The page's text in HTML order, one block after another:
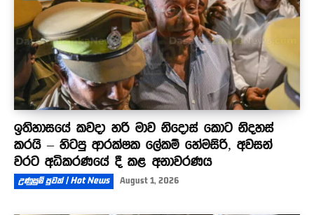
ඉතිහාසයේ කවදා හරි මාව නිදොස් කොට නිදහස්
කරයි – හිටපු ආරක්ෂක ලේකම් හේමසිරි, අවසන්
වරට අධිකරණයේ දී කළ අනාවරණය
උණුසුම් පුවත් | Hot News August 1, 2026